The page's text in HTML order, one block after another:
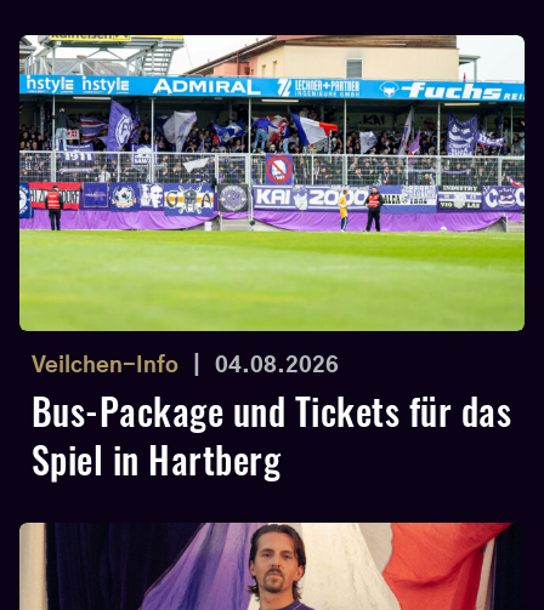
Veilchen-Info 04.08.2026
Bus-Package und Tickets für das
Spiel in Hartberg